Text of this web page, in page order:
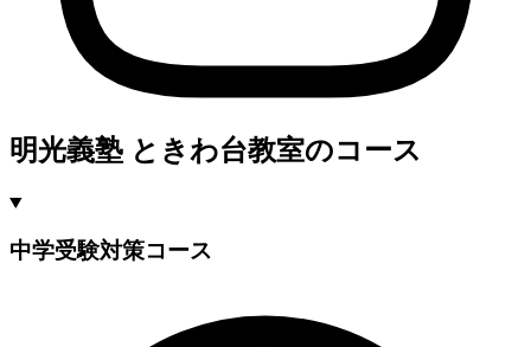
明光義塾 ときわ台教室のコース
中学受験対策コース